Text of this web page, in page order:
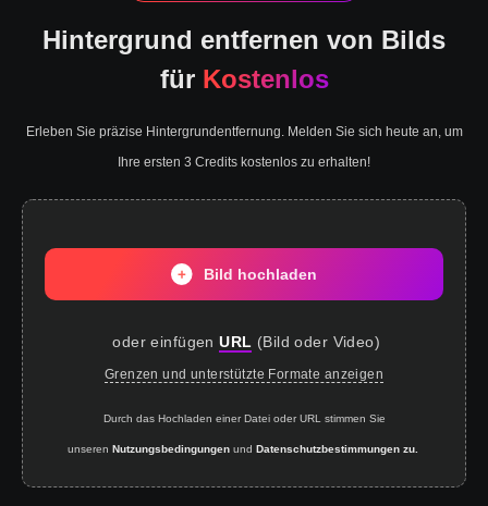
Hintergrund entfernen von Bilds
für Kostenlos
Erleben Sie präzise Hintergrundentfernung. Melden Sie sich heute an, um
Ihre ersten 3 Credits kostenlos zu erhalten!
Bild hochladen
oder einfügen URL (Bild oder Video)
Grenzen und unterstützte Formate anzeigen
Durch das Hochladen einer Datei oder URL stimmen Sie
unseren Nutzungsbedingungen und Datenschutzbestimmungen zu.